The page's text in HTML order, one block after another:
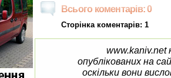
Всього коментарів: 0
Сторінка коментарів: 1
www.kaniv.net
опублікованих на
оскільки вони